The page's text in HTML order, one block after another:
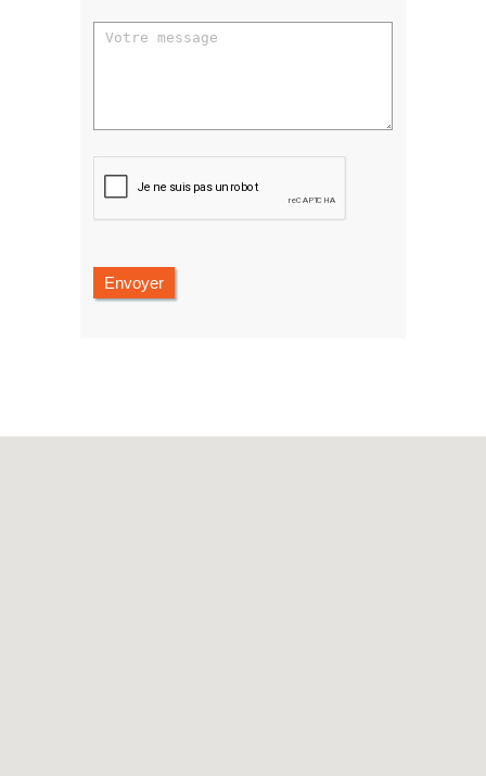
Envoyer